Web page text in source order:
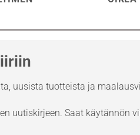
uusista tuotteista ja
uutiskirjeen. Saat käytännön